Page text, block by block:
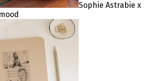
Sophie Astrabie x